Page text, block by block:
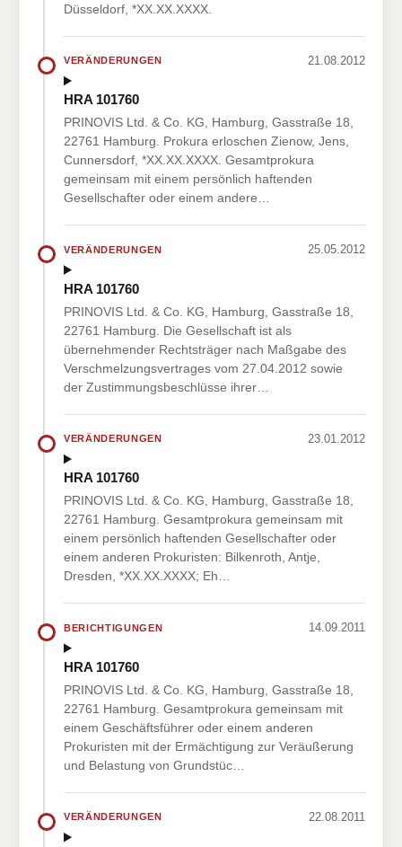
Düsseldorf, *XX.XX.XXXX.
VERÄNDERUNGEN 21.08.2012
HRA 101760
PRINOVIS Ltd. & Co. KG, Hamburg, Gasstraße 18,
22761 Hamburg. Prokura erloschen Zienow, Jens,
Cunnersdorf, *XX.XX.XXXX. Gesamtprokura
gemeinsam mit einem persönlich haftenden
Gesellschafter oder einem andere…
VERÄNDERUNGEN 25.05.2012
HRA 101760
PRINOVIS Ltd. & Co. KG, Hamburg, Gasstraße 18,
22761 Hamburg. Die Gesellschaft ist als
übernehmender Rechtsträger nach Maßgabe des
Verschmelzungsvertrages vom 27.04.2012 sowie
der Zustimmungsbeschlüsse ihrer…
VERÄNDERUNGEN 23.01.2012
HRA 101760
PRINOVIS Ltd. & Co. KG, Hamburg, Gasstraße 18,
22761 Hamburg. Gesamtprokura gemeinsam mit
einem persönlich haftenden Gesellschafter oder
einem anderen Prokuristen: Bilkenroth, Antje,
Dresden, *XX.XX.XXXX; Eh…
BERICHTIGUNGEN 14.09.2011
HRA 101760
PRINOVIS Ltd. & Co. KG, Hamburg, Gasstraße 18,
22761 Hamburg. Gesamtprokura gemeinsam mit
einem Geschäftsführer oder einem anderen
Prokuristen mit der Ermächtigung zur Veräußerung
und Belastung von Grundstüc…
VERÄNDERUNGEN 22.08.2011